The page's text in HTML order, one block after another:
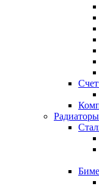
Радиаторы